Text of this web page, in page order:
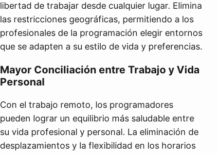
libertad de trabajar desde cualquier lugar. Elimina
las restricciones geográficas, permitiendo a los
profesionales de la programación elegir entornos
que se adapten a su estilo de vida y preferencias.
Mayor Conciliación entre Trabajo y Vida
Personal
Con el trabajo remoto, los programadores
pueden lograr un equilibrio más saludable entre
su vida profesional y personal. La eliminación de
desplazamientos y la flexibilidad en los horarios